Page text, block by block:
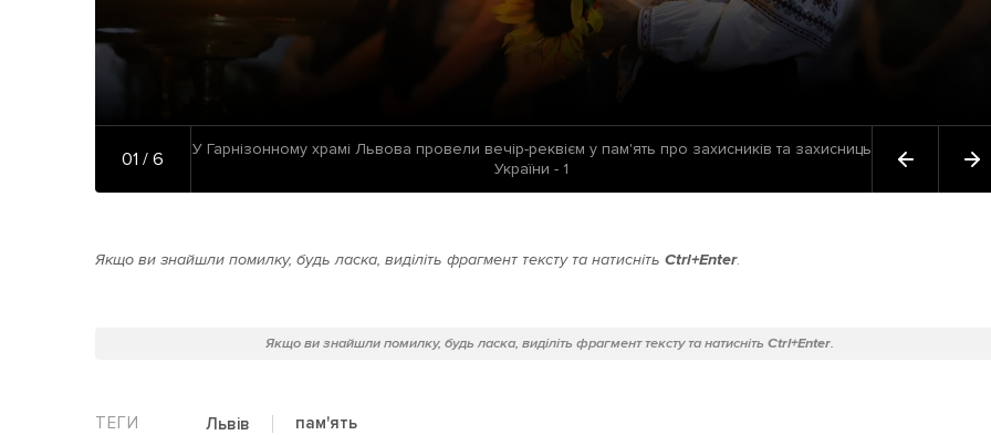
01 / 6
У Гарнізонному храмі Львова провели вечір-реквієм у пам'ять про захисників та захисниць
України - 1
Якщо ви знайшли помилку, будь ласка, виділіть фрагмент тексту та натисніть Ctrl+Enter.
Якщо ви знайшли помилку, будь ласка, виділіть фрагмент тексту та натисніть Ctrl+Enter.
Львів пам'ять